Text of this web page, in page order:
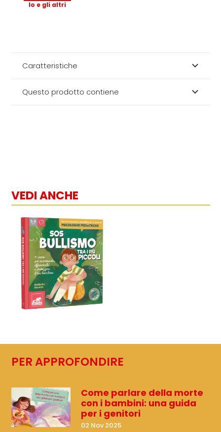
Io e gli altri
Caratteristiche
Questo prodotto contiene
VEDI ANCHE
PER APPROFONDIRE
Come parlare della morte
con i bambini: una guida
per i genitori
02 Nov 2025